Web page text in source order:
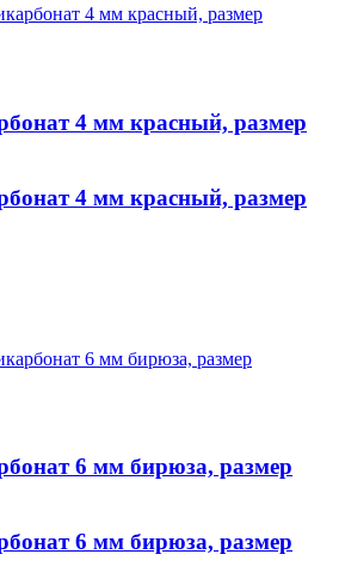
4 мм красный, размер
4 мм красный, размер
6 мм бирюза, размер
6 мм бирюза, размер